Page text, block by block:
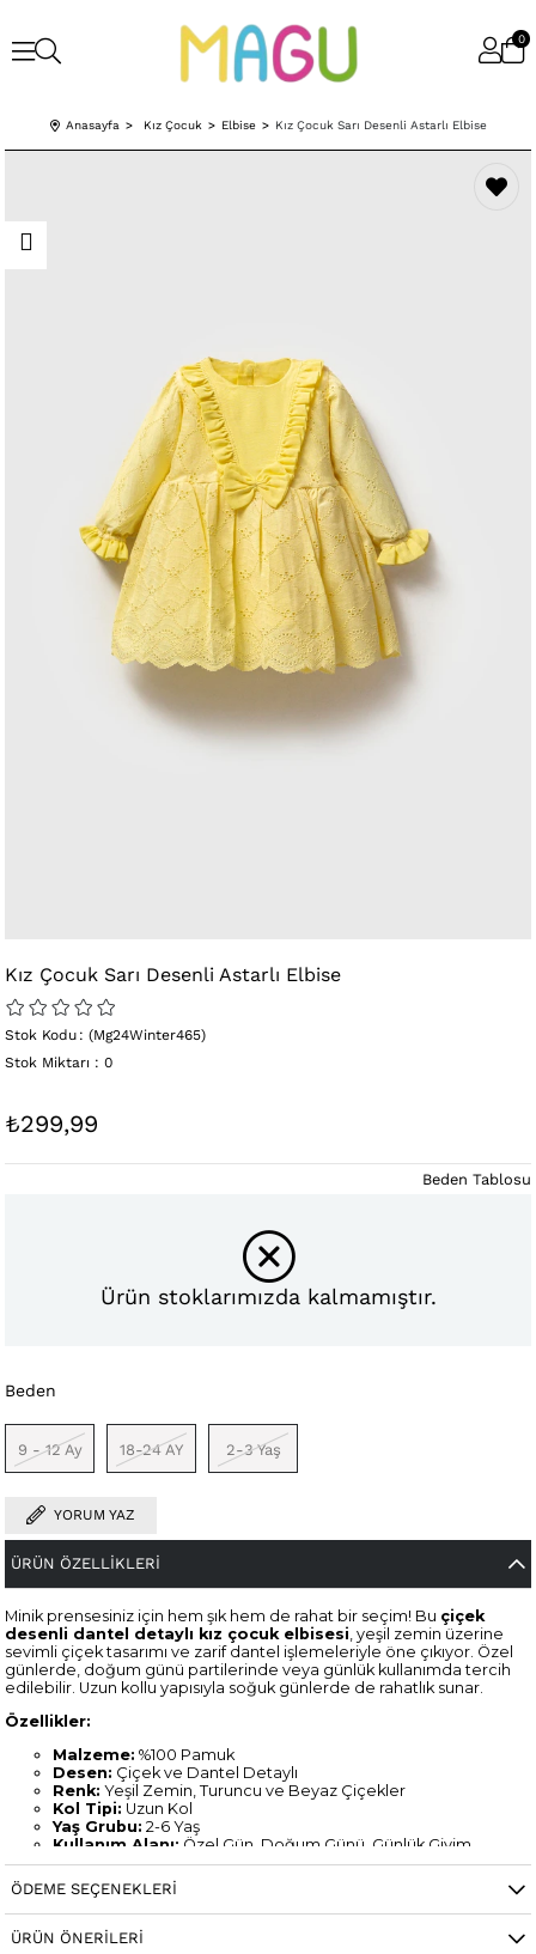
0
Anasayfa Kız Çocuk Elbise Kız Çocuk Sarı Desenli Astarlı Elbise
Kız Çocuk Sarı Desenli Astarlı Elbise
(Mg24Winter465)
Stok Kodu
Stok Miktarı : 0
₺299,99
Ürün stoklarımızda kalmamıştır.
Beden
9 - 12 Ay 18-24 AY 2-3 Yaş
Beden Tablosu
YORUM YAZ
ÜRÜN ÖZELLIKLERI
Minik prensesiniz için hem şık hem de rahat bir seçim! Bu çiçek
desenli dantel detaylı kız çocuk elbisesi, yeşil zemin üzerine
sevimli çiçek tasarımı ve zarif dantel işlemeleriyle öne çıkıyor. Özel
günlerde, doğum günü partilerinde veya günlük kullanımda tercih
edilebilir. Uzun kollu yapısıyla soğuk günlerde de rahatlık sunar.
Özellikler:
Malzeme: %100 Pamuk
Desen: Çiçek ve Dantel Detaylı
Renk: Yeşil Zemin, Turuncu ve Beyaz Çiçekler
Kol Tipi: Uzun Kol
Yaş Grubu: 2-6 Yaş
Kullanım Alanı: Özel Gün, Doğum Günü, Günlük Giyim
Mevsim:İlkbahar, Sonbahar, Kış
Bakım Talimatları:
30°C’de hassas yıkama yapılmalıdır.
Düşük ısıda ütüleme önerilir.
Neden Bu Elbiseyi Tercih Etmelisiniz?
ÖDEME SEÇENEKLERI
ÜRÜN ÖNERILERI